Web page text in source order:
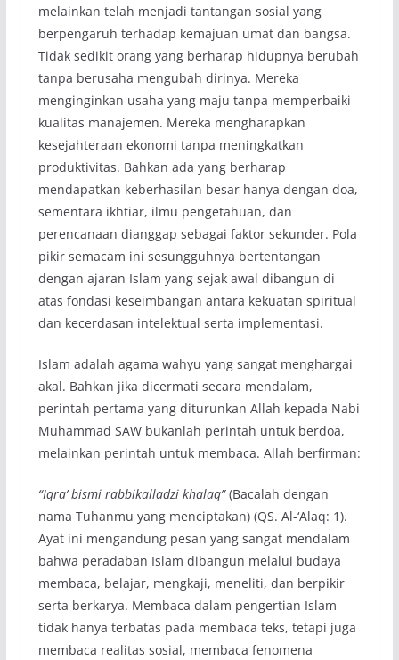
melainkan telah menjadi tantangan sosial yang
berpengaruh terhadap kemajuan umat dan bangsa.
Tidak sedikit orang yang berharap hidupnya berubah
tanpa berusaha mengubah dirinya. Mereka
menginginkan usaha yang maju tanpa memperbaiki
kualitas manajemen. Mereka mengharapkan
kesejahteraan ekonomi tanpa meningkatkan
produktivitas. Bahkan ada yang berharap
mendapatkan keberhasilan besar hanya dengan doa,
sementara ikhtiar, ilmu pengetahuan, dan
perencanaan dianggap sebagai faktor sekunder. Pola
pikir semacam ini sesungguhnya bertentangan
dengan ajaran Islam yang sejak awal dibangun di
atas fondasi keseimbangan antara kekuatan spiritual
dan kecerdasan intelektual serta implementasi.
Islam adalah agama wahyu yang sangat menghargai
akal. Bahkan jika dicermati secara mendalam,
perintah pertama yang diturunkan Allah kepada Nabi
Muhammad SAW bukanlah perintah untuk berdoa,
melainkan perintah untuk membaca. Allah berfirman:
“Iqra’ bismi rabbikalladzi khalaq”(Bacalah dengan
nama Tuhanmu yang menciptakan) (QS. Al-‘Alaq: 1).
Ayat ini mengandung pesan yang sangat mendalam
bahwa peradaban Islam dibangun melalui budaya
membaca, belajar, mengkaji, meneliti, dan berpikir
serta berkarya. Membaca dalam pengertian Islam
tidak hanya terbatas pada membaca teks, tetapi juga
membaca realitas sosial, membaca fenomena